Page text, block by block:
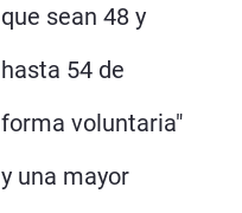
que sean 48 y
hasta 54 de
forma voluntaria"
y una mayor